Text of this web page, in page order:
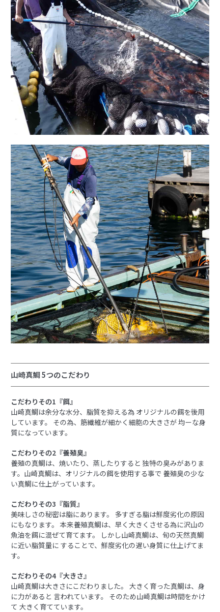
山崎真鯛 5つのこだわり
こだわりその1『餌』
山崎真鯛は余分な水分、脂質を抑える為 オリジナルの餌を後用
しています。 その為、筋繊維が細かく細胞の大きさが 均ーな身
質になっています。
こだわりその2『養殖臭』
養殖の真鯛は、焼いたり、蒸したりすると 独特の臭みがありま
す。山崎真鯛は、オリジナルの餌を使用する事で 養殖臭の少な
い真鯛に仕上がっています。
こだわりその3『脂質』
美味しさの秘密は脂にあります。 多すぎる脂は鮮度劣化の原因
にもなります。 本来養殖真鯛は、早く大きくさせる為に沢山の
魚油を餌に混ぜて育てます。 しかし山崎真鯛は、旬の天然真鯛
に近い脂質量に することで、鮮度劣化の遅い身質に仕上げてま
す。
こだわりその4『大きさ』
山崎真鯛は大きさにこだわりました。 大きく育った真鯛は、身
に力があると 言われています。 そのため山崎真鯛は時間をかけ
て 大きく育てています。